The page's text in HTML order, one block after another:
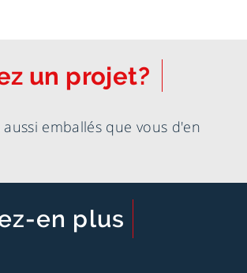
un projet?
emballés que vous d'en
-en plus